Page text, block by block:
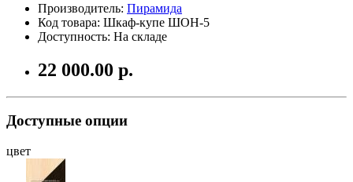
Производитель: Пирамида
Код товара: Шкаф-купе ШОН-5
Доступность: На складе
22 000.00 р.
Доступные опции
цвет